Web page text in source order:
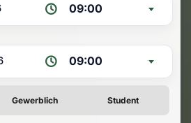
09:00
09:00
Gewerblich Student